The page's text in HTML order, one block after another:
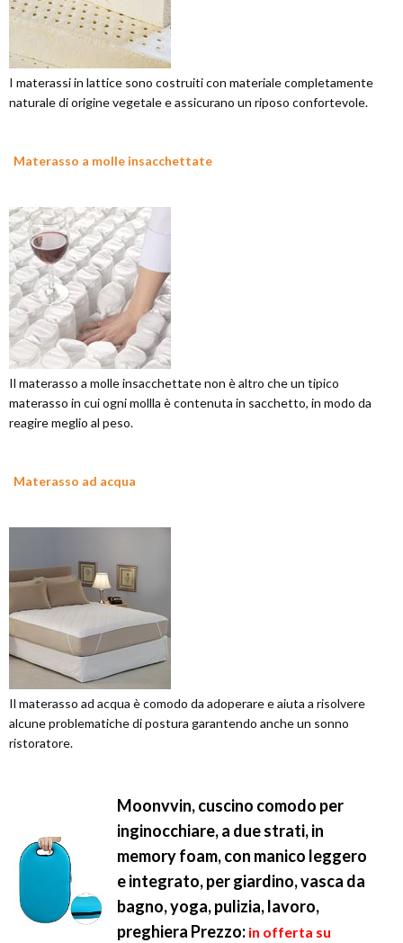
I materassi in lattice sono costruiti con materiale completamente
naturale di origine vegetale e assicurano un riposo confortevole.
Materasso a molle insacchettate
Il materasso a molle insacchettate non è altro che un tipico
materasso in cui ogni mollla è contenuta in sacchetto, in modo da
reagire meglio al peso.
Materasso ad acqua
Il materasso ad acqua è comodo da adoperare e aiuta a risolvere
alcune problematiche di postura garantendo anche un sonno
ristoratore.
Moonvvin, cuscino comodo per
inginocchiare, a due strati, in
memory foam, con manico leggero
e integrato, per giardino, vasca da
bagno, yoga, pulizia, lavoro,
preghiera Prezzo: in offerta su